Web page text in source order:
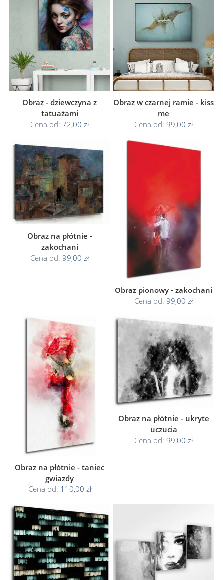
Obraz - dziewczyna z
tatuażami
Cena od: 72,00 zł
Obraz w czarnej ramie - kiss
me
Cena od: 99,00 zł
Obraz na płótnie -
zakochani
Cena od: 99,00 zł
Obraz pionowy - zakochani
Cena od: 99,00 zł
Obraz na płótnie - taniec
gwiazdy
Cena od: 110,00 zł
Obraz na płótnie - ukryte
uczucia
Cena od: 99,00 zł